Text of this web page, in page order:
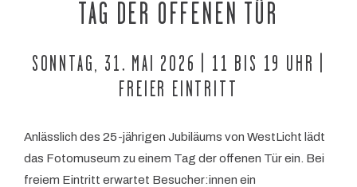
TAG DER OFFENEN TÜR
SONNTAG, 31. MAI 2026 | 11 BIS 19 UHR |
FREIER EINTRITT
Anlässlich des 25-jährigen Jubiläums von WestLicht lädt
das Fotomuseum zu einem Tag der offenen Tür ein. Bei
freiem Eintritt erwartet Besucher:innen ein